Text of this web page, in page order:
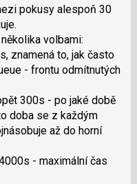
pokusy alespoň 30
volbami:
znamená to, jak často
- frontu odmítnutých
300s - po jaké době
doba se z každým
až do horní
- maximální čas